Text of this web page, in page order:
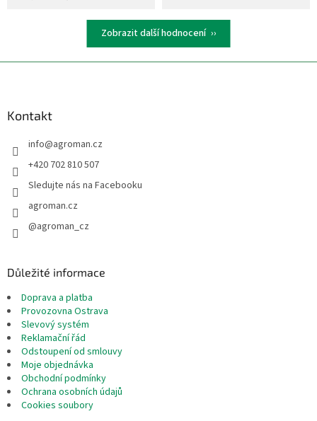
u
Zobrazit další hodnocení
Kontakt
info@agroman.cz
+420 702 810 507
Sledujte nás na Facebooku
agroman.cz
@agroman_cz
Důležité informace
Doprava a platba
Provozovna Ostrava
Slevový systém
Reklamační řád
Odstoupení od smlouvy
Moje objednávka
Obchodní podmínky
Ochrana osobních údajů
Cookies soubory